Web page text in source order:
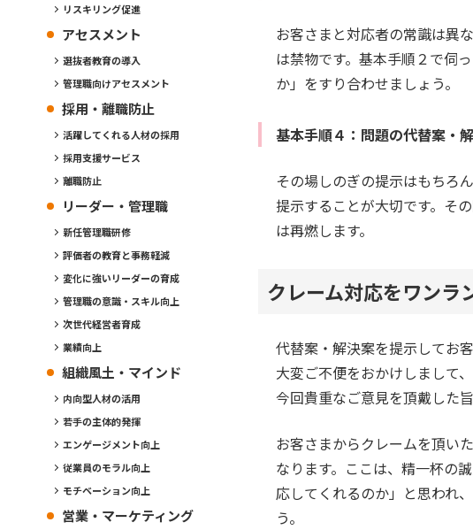
お客さまと対応者の常識は異
は禁物です。基本手順２で伺
か」をすり合わせましょう。
基本手順４：問題の代替案・
その場しのぎの提示はもちろ
提示することが大切です。そ
は再燃します。
クレーム対応をワンラ
代替案・解決案を提示してお
大変ご不便をおかけしまして
今回貴重なご意見を頂戴した
お客さまからクレームを頂い
なります。ここは、精一杯の
応してくれるのか」と思われ
う。
リスキリング促進
アセスメント
選抜者教育の導入
管理職向けアセスメント
採用・離職防止
活躍してくれる人材の採用
採用支援サービス
離職防止
リーダー・管理職
新任管理職研修
評価者の教育と事務軽減
変化に強いリーダーの育成
管理職の意識・スキル向上
次世代経営者育成
業績向上
組織風土・マインド
内向型人材の活用
若手の主体的発揮
エンゲージメント向上
従業員のモラル向上
モチベーション向上
営業・マーケティング